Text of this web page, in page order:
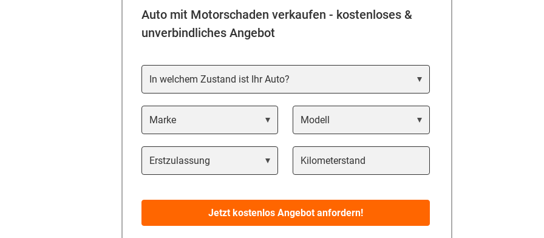
Auto mit Motorschaden verkaufen - kostenloses &
unverbindliches Angebot
In welchem Zustand ist Ihr Auto?
Marke Modell
Year Kilometerstand
Jetzt kostenlos Angebot anfordern!